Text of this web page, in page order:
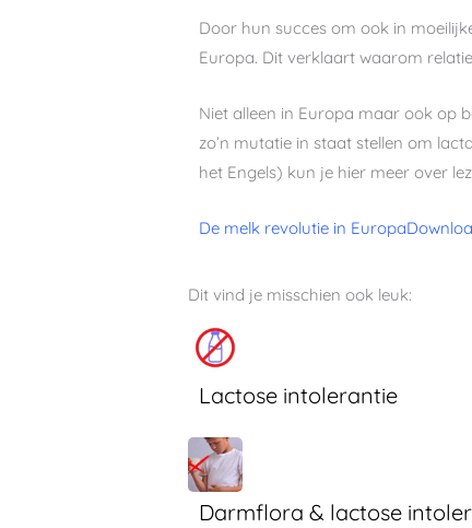
Door hun succes om ook in
Europa. Dit verklaart waarom
Niet alleen in Europa maar ook op
zo’n mutatie in staat stellen om
het Engels) kun je hier meer over
De melk revolutie in Europa
Dit vind je misschien ook leuk:
Lactose intolerantie
Darmflora & lactose